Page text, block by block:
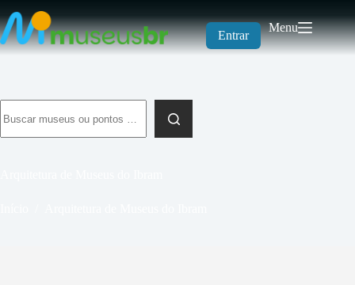
para
o
conteúdo
Entrar
Menu
resultados